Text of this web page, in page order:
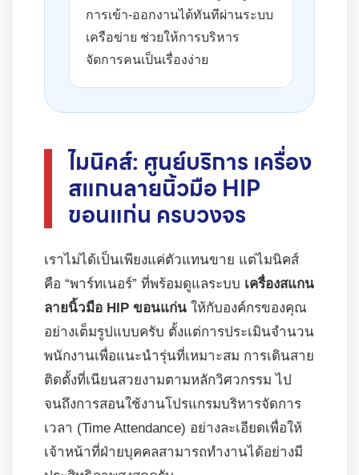
การเข้า-ออกงานได้ทันทีผ่านระบบ
เครือข่าย ช่วยให้การบริหาร
จัดการคนเป็นเรื่องง่าย
ไมนิคส์: ศูนย์บริการ เครื่อง
สแกนลายนิ้วมือ HIP
ขอนแก่น ครบวงจร
เราไม่ได้เป็นเพียงแค่ตัวแทนขาย แต่ไมนิคส์
คือ “พาร์ทเนอร์” ที่พร้อมดูแลระบบ เครื่องสแกน
ลายนิ้วมือ HIP ขอนแก่น ให้กับองค์กรของคุณ
อย่างเต็มรูปแบบครับ ตั้งแต่การประเมินจำนวน
พนักงานเพื่อแนะนำรุ่นที่เหมาะสม การเดินสาย
ติดตั้งที่เนียนสวยงามตามหลักวิศวกรรม ไป
จนถึงการสอนใช้งานโปรแกรมบริหารจัดการ
เวลา (Time Attendance) อย่างละเอียดเพื่อให้
เจ้าหน้าที่ฝ่ายบุคคลสามารถทำงานได้อย่างมี